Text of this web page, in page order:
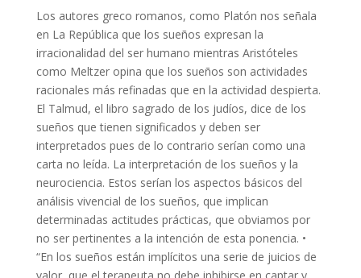
Los autores greco romanos, como Platón nos señala
en La República que los sueños expresan la
irracionalidad del ser humano mientras Aristóteles
como Meltzer opina que los sueños son actividades
racionales más refinadas que en la actividad despierta.
El Talmud, el libro sagrado de los judíos, dice de los
sueños que tienen significados y deben ser
interpretados pues de lo contrario serían como una
carta no leída. La interpretación de los sueños y la
neurociencia. Estos serían los aspectos básicos del
análisis vivencial de los sueños, que implican
determinadas actitudes prácticas, que obviamos por
no ser pertinentes a la intención de esta ponencia. •
“En los sueños están implícitos una serie de juicios de